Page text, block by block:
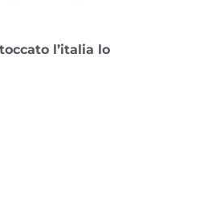
l’italia lo